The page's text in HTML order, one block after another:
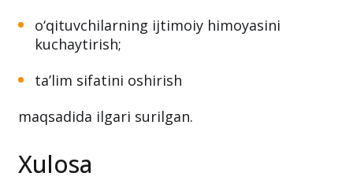
o‘qituvchilarning ijtimoiy himoyasini
kuchaytirish;
ta’lim sifatini oshirish
maqsadida ilgari surilgan.
Xulosa